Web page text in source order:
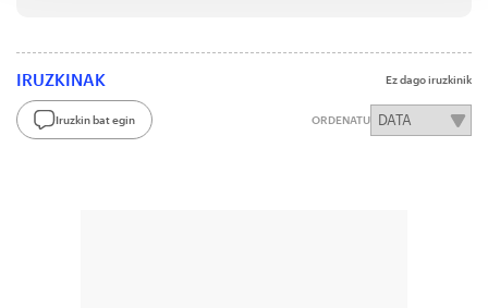
IRUZKINAK Ez dago iruzkinik
Iruzkin bat egin ORDENATU